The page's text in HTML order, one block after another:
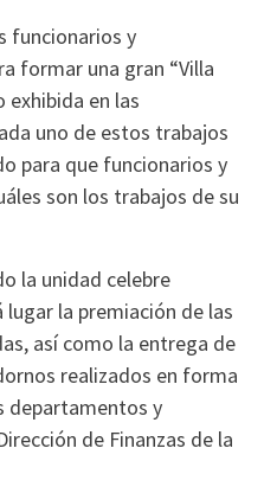
funcionarios y
formar una gran “Villa
exhibida en las
uno de estos trabajos
para que funcionarios y
son los trabajos de su
la unidad celebre
la premiación de las
así como la entrega de
realizados en forma
departamentos y
de Finanzas de la